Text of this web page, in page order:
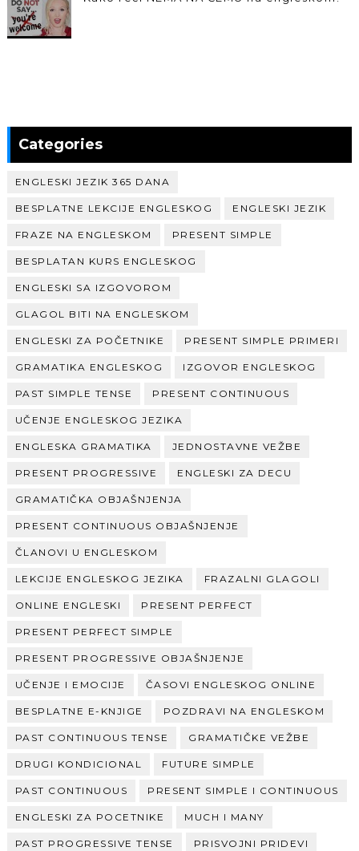
Categories
ENGLESKI JEZIK 365 DANA
BESPLATNE LEKCIJE ENGLESKOG ENGLESKI JEZIK
FRAZE NA ENGLESKOM PRESENT SIMPLE
BESPLATAN KURS ENGLESKOG
ENGLESKI SA IZGOVOROM
GLAGOL BITI NA ENGLESKOM
ENGLESKI ZA POČETNIKE PRESENT SIMPLE PRIMERI
GRAMATIKA ENGLESKOG IZGOVOR ENGLESKOG
PAST SIMPLE TENSE PRESENT CONTINUOUS
UČENJE ENGLESKOG JEZIKA
ENGLESKA GRAMATIKA JEDNOSTAVNE VEŽBE
PRESENT PROGRESSIVE ENGLESKI ZA DECU
GRAMATIČKA OBJAŠNJENJA
PRESENT CONTINUOUS OBJAŠNJENJE
ČLANOVI U ENGLESKOM
LEKCIJE ENGLESKOG JEZIKA FRAZALNI GLAGOLI
ONLINE ENGLESKI PRESENT PERFECT
PRESENT PERFECT SIMPLE
PRESENT PROGRESSIVE OBJAŠNJENJE
UČENJE I EMOCIJE ČASOVI ENGLESKOG ONLINE
BESPLATNE E-KNJIGE POZDRAVI NA ENGLESKOM
PAST CONTINUOUS TENSE GRAMATIČKE VEŽBE
DRUGI KONDICIONAL FUTURE SIMPLE
PAST CONTINUOUS PRESENT SIMPLE I CONTINUOUS
ENGLESKI ZA POCETNIKE MUCH I MANY
PAST PROGRESSIVE TENSE PRISVOJNI PRIDEVI